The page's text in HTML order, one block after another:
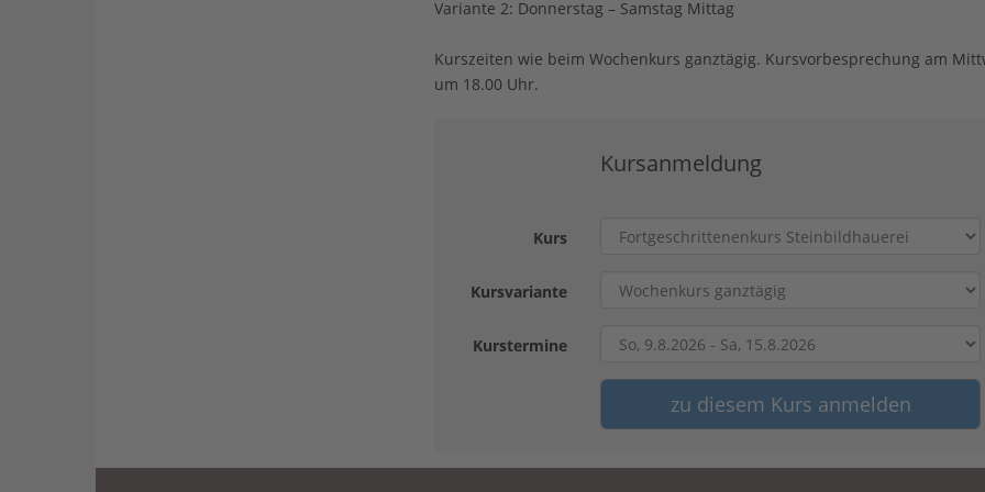
Variante 2: Donnerstag – Samstag Mittag
Kurszeiten wie beim Wochenkurs ganztägig. Kursvorbesprechung am
um 18.00 Uhr.
Kursanmeldung
Kurs
Kursvariante
Kurstermine